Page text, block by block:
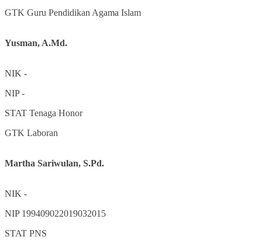
GTK Guru Pendidikan Agama Islam
Yusman, A.Md.
NIK -
NIP-
STAT Tenaga Honor
GTK Laboran
Martha Sariwulan, S.Pd.
NIK -
NIP 199409022019032015
STAT PNS